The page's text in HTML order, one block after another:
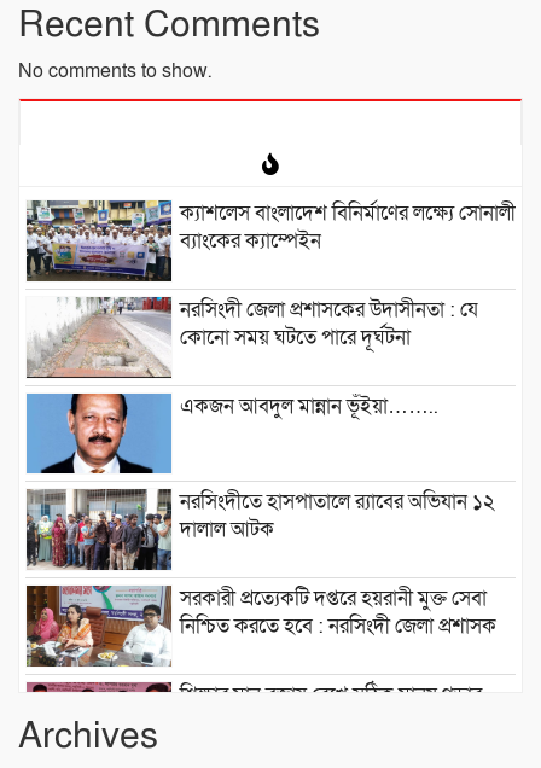
Recent Comments
No comments to show.
ক্যাশলেস বাংলাদেশ বিনির্মাণের লক্ষ্যে সোনালী
ব্যাংকের ক্যাম্পেইন
নরসিংদী জেলা প্রশাসকের উদাসীনতা : যে
কোনো সময় ঘটতে পারে দূর্ঘটনা
একজন আবদুল মান্নান ভূঁইয়া……..
নরসিংদীতে হাসপাতালে র‍্যাবের অভিযান ১২
দালাল আটক
সরকারী প্রত্যেকটি দপ্তরে হয়রানী মুক্ত সেবা
নিশ্চিত করতে হবে : নরসিংদী জেলা প্রশাসক
শিক্ষার মান বজায় রেখে সঠিক মানুষ গড়ার
Archives